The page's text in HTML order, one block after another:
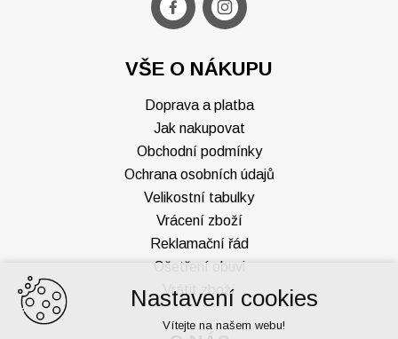
VŠE O NÁKUPU
Doprava a platba
Jak nakupovat
Obchodní podmínky
Ochrana osobních údajů
Velikostní tabulky
Vrácení zboží
Reklamační řád
Ošetření obuvi
Vrátit zboží
Nastavení cookies
Vítejte na našem webu!